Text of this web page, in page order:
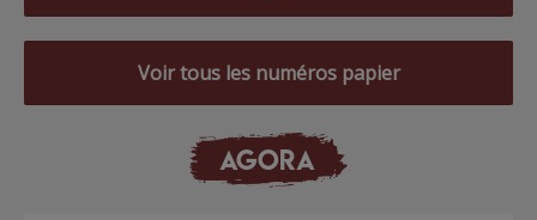
Voir tous les numéros papier
AGORA